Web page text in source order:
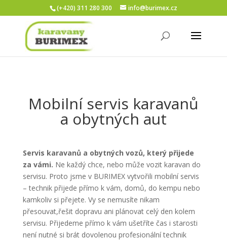
(+420) 311 280 300 info@burimex.cz
Mobilní servis karavanů
a obytných aut
Servis karavanů a obytných vozů, který přijede
za vámi. Ne každý chce, nebo může vozit karavan do
servisu. Proto jsme v BURIMEX vytvořili mobilní servis
– technik přijede přímo k vám, domů, do kempu nebo
kamkoliv si přejete. Vy se nemusíte nikam
přesouvat,řešit dopravu ani plánovat celý den kolem
servisu. Přijedeme přímo k vám ušetříte čas i starosti
není nutné si brát dovolenou profesionální technik